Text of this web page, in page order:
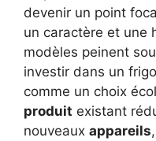
devenir un point
un caractère et une
modèles peinent
investir dans un
comme un choix
produit existant
nouveaux appareils